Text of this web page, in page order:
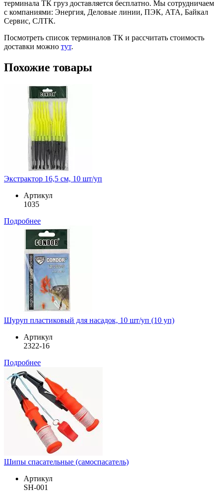
терминала ТК груз доставляется бесплатно. Мы сотрудничаем
с компаниями: Энергия, Деловые линии, ПЭК, АТА, Байкал
Сервис, СЛТК.
Посмотреть список терминалов ТК и рассчитать стоимость
доставки можно тут.
Похожие товары
Экстрактор 16,5 см, 10 шт/уп
Артикул
1035
Подробнее
Шуруп пластиковый для насадок, 10 шт/уп (10 уп)
Артикул
2322-16
Подробнее
Шипы спасательные (самоспасатель)
Артикул
SH-001